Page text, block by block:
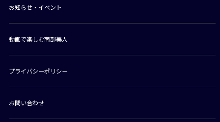
お知らせ・イベント
動画で楽しむ南部美人
プライバシーポリシー
お問い合わせ